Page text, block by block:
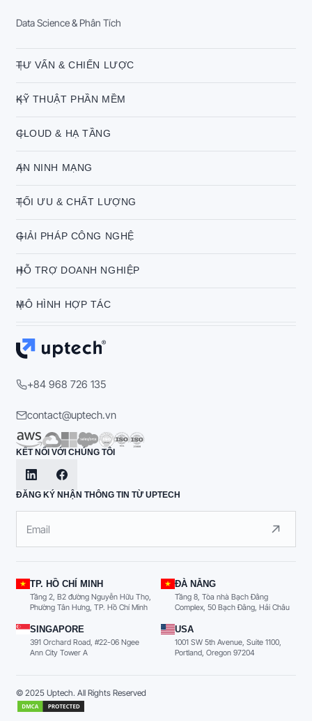
Data Science & Phân Tích
TƯ VẤN & CHIẾN LƯỢC
KỸ THUẬT PHẦN MỀM
CLOUD & HẠ TẦNG
AN NINH MẠNG
TỐI ƯU & CHẤT LƯỢNG
GIẢI PHÁP CÔNG NGHỆ
HỖ TRỢ DOANH NGHIỆP
MÔ HÌNH HỢP TÁC
+84 968 726 135
contact@uptech.vn
KẾT NỐI VỚI CHÚNG TÔI
ĐĂNG KÝ NHẬN THÔNG TIN TỪ UPTECH
TP. HỒ CHÍ MINH
Tầng 2, B2 đường Nguyễn Hữu Thọ,
Phường Tân Hưng, TP. Hồ Chí Minh
ĐÀ NẴNG
Tầng 8, Tòa nhà Bạch Đằng
Complex, 50 Bạch Đằng, Hải Châu
SINGAPORE
391 Orchard Road, #22-06 Ngee
Ann City Tower A
USA
1001 SW 5th Avenue, Suite 1100,
Portland, Oregon 97204
© 2025 Uptech. All Rights Reserved